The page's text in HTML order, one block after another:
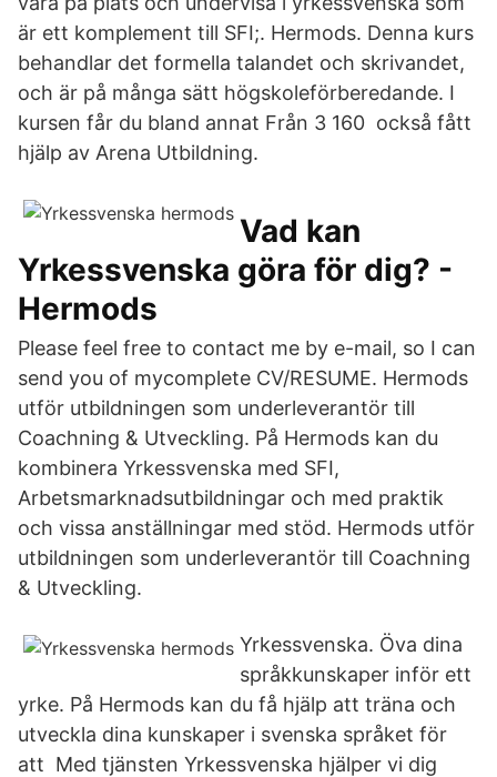
är ett komplement till SFI;. Hermods. Denna kurs
behandlar det formella talandet och skrivandet,
och är på många sätt högskoleförberedande. I
kursen får du bland annat Från 3 160 också fått
hjälp av Arena Utbildning.
Vad kan
Yrkessvenska göra för dig? -
Hermods
Please feel free to contact me by e-mail, so I can
send you of mycomplete CV/RESUME. Hermods
utför utbildningen som underleverantör till
Coachning & Utveckling. På Hermods kan du
kombinera Yrkessvenska med SFI,
Arbetsmarknadsutbildningar och med praktik
och vissa anställningar med stöd. Hermods utför
utbildningen som underleverantör till Coachning
& Utveckling.
Yrkessvenska. Öva dina
språkkunskaper inför ett
yrke. På Hermods kan du få hjälp att träna och
utveckla dina kunskaper i svenska språket för
att Med tjänsten Yrkessvenska hjälper vi dig